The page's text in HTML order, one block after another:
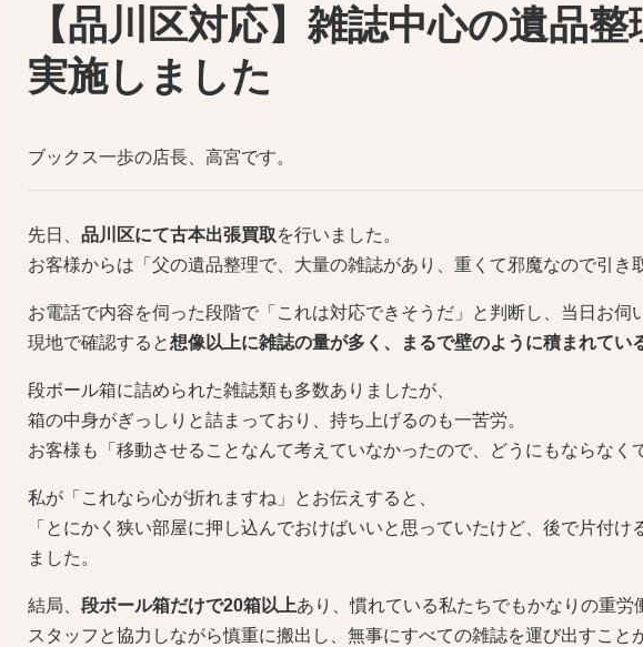
【品川区対応】雑誌中心の遺品
実施しました
ブックス一歩の店長、高宮です。
先日、 品川区にて古本出張買取を行いました。
お客様からは「父の遺品整理で、大量の雑誌があり、重くて邪魔なので引
お電話で内容を伺った段階で「これは対応できそうだ」と判断し、当日お伺
現地で確認すると想像以上に雑誌の量が多く、まるで壁のように積まれてい
段ボール箱に詰められた雑誌類も多数ありましたが、
箱の中身がぎっしりと詰まっており、持ち上げるのも一苦労。
お客様も「移動させることなんて考えていなかったので、どうにもならな
私が「これなら心が折れますね」とお伝えすると、
「とにかく狭い部屋に押し込んでおけばいいと思っていたけど、後で片付
ました。
結局、 段ボール箱だけで20箱以上あり、慣れている私たちでもかなりの重労
スタッフと協力しながら慎重に搬出し、無事にすべての雑誌を運び出すこと